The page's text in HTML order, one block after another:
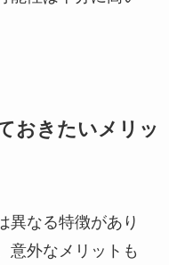
おきたいメリッ
異なる特徴があり
意外なメリットも